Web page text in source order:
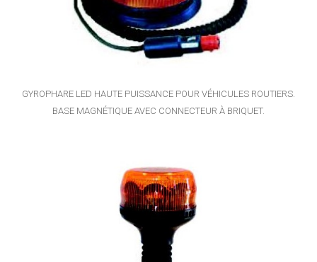
GYROPHARE LED HAUTE PUISSANCE POUR VÉHICULES ROUTIERS.
BASE MAGNÉTIQUE AVEC CONNECTEUR À BRIQUET.